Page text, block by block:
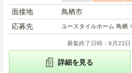
面接地
鳥栖市
応募先
ユースタイルホーム 鳥
募集終了日時：8月23日
詳細を見る